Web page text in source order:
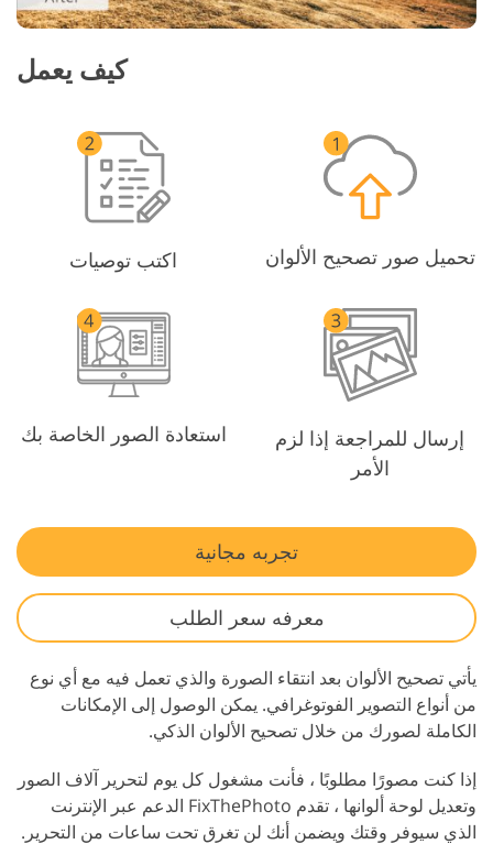
كيف يعمل
تحميل صور تصحيح الألوان اكتب توصيات
إرسال للمراجعة إذا لزم
الأمر
استعادة الصور الخاصة بك
تجربه مجانية
معرفه سعر الطلب
يأتي تصحيح الألوان بعد انتقاء الصورة والذي تعمل فيه مع أي نوع
من أنواع التصوير الفوتوغرافي. يمكن الوصول إلى الإمكانات
الكاملة لصورك من خلال تصحيح الألوان الذكي.
إذا كنت مصورًا مطلوبًا ، فأنت مشغول كل يوم لتحرير آلاف الصور
وتعديل لوحة ألوانها ، تقدم FixThePhoto الدعم عبر الإنترنت
الذي سيوفر وقتك ويضمن أنك لن تغرق تحت ساعات من التحرير.